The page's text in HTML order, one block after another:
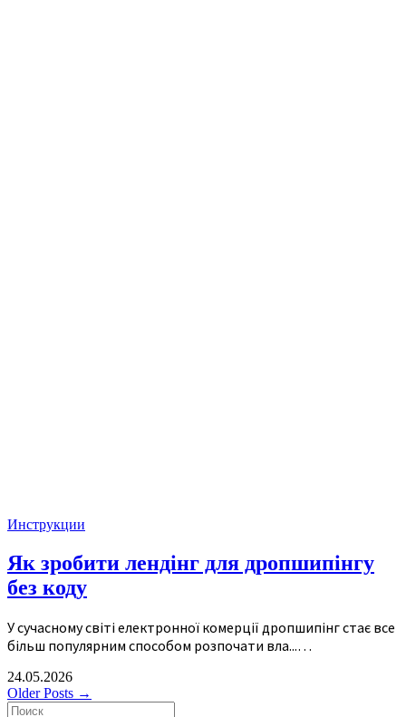
Инструкции
Як зробити лендінг для дропшипінгу
без коду
У сучасному світі електронної комерції дропшипінг стає все
більш популярним способом розпочати вла...…
24.05.2026
Older Posts →